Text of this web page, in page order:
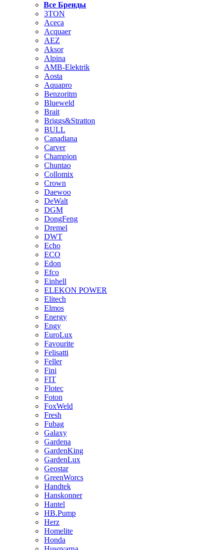
Все Бренды
3TON
Aceca
Acquaer
AEZ
Aksor
Alpina
AMB-Elektrik
Aosta
Aquapro
Benzoritm
Blueweld
Brait
Briggs&Stratton
BULL
Canadiana
Carver
Champion
Chuntao
Collomix
Crown
Daewoo
DeWalt
DGM
DongFeng
Dremel
DWT
Echo
ECO
Edon
Efco
Einhell
ELEKON POWER
Elitech
Elmos
Energy
Engy
EuroLux
Favourite
Felisatti
Feller
Fini
FIT
Flotec
Foton
FoxWeld
Fresh
Fubag
Galaxy
Gardena
GardenKing
GardenLux
Geostar
GreenWorcs
Handtek
Hanskonner
Hantel
HB.Pump
Herz
Homelite
Honda